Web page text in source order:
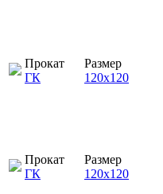
Прокат
ГК
Размер
120х120
Прокат
ГК
Размер
120х120